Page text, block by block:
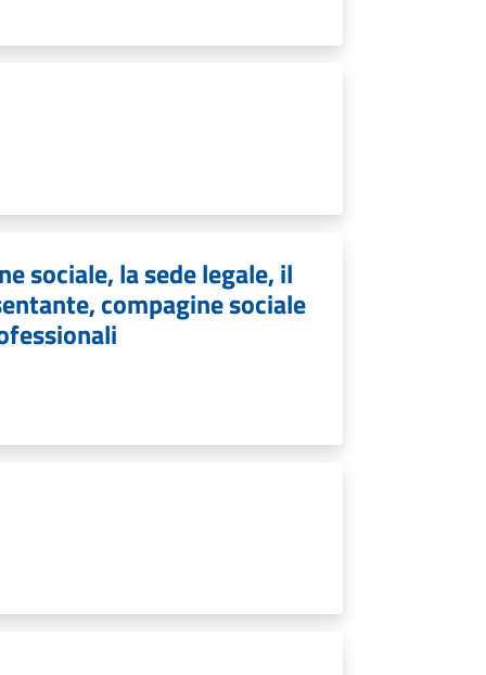
sociale, la sede legale, il
compagine sociale